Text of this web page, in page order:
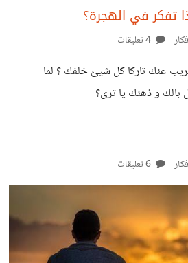
تفكر في الهجرة؟
عنك تاركا كل شيئ خلفك ؟ لما
و ذهنك يا ترى؟